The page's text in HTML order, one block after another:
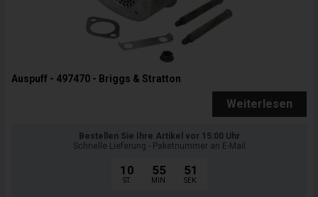
Auspuff - 497470 - Briggs & Stratton
Weiterlesen
Bestellen Sie Ihre Artikel vor 15:00 Uhr
Schnelle Lieferung - Paketnummer an E-Mail
10
ST.
55
MIN.
50
SEK.